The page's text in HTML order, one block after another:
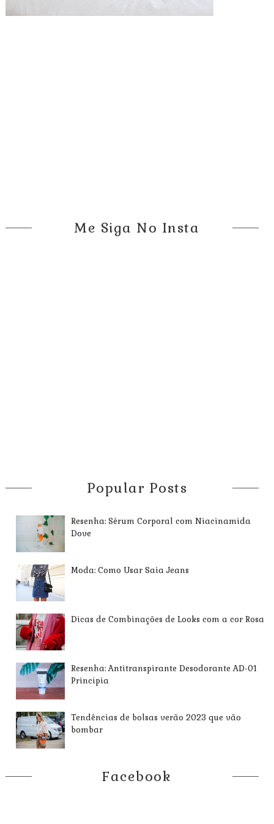
Me Siga No Insta
Popular Posts
Resenha: Sérum Corporal com Niacinamida
Dove
Moda: Como Usar Saia Jeans
Dicas de Combinações de Looks com a cor Rosa
Resenha: Antitranspirante Desodorante AD-01
Principia
Tendências de bolsas verão 2023 que vão
bombar
Facebook